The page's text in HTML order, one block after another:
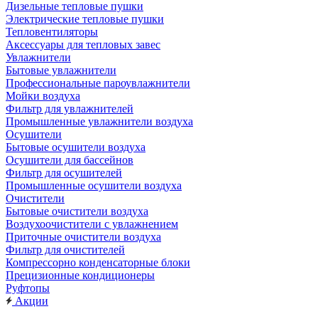
Дизельные тепловые пушки
Электрические тепловые пушки
Тепловентиляторы
Аксессуары для тепловых завес
Увлажнители
Бытовые увлажнители
Профессиональные пароувлажнители
Мойки воздуха
Фильтр для увлажнителей
Промышленные увлажнители воздуха
Осушители
Бытовые осушители воздуха
Осушители для бассейнов
Фильтр для осушителей
Промышленные осушители воздуха
Очистители
Бытовые очистители воздуха
Воздухоочистители с увлажнением
Приточные очистители воздуха
Фильтр для очистителей
Компрессорно конденсаторные блоки
Прецизионные кондиционеры
Руфтопы
Акции